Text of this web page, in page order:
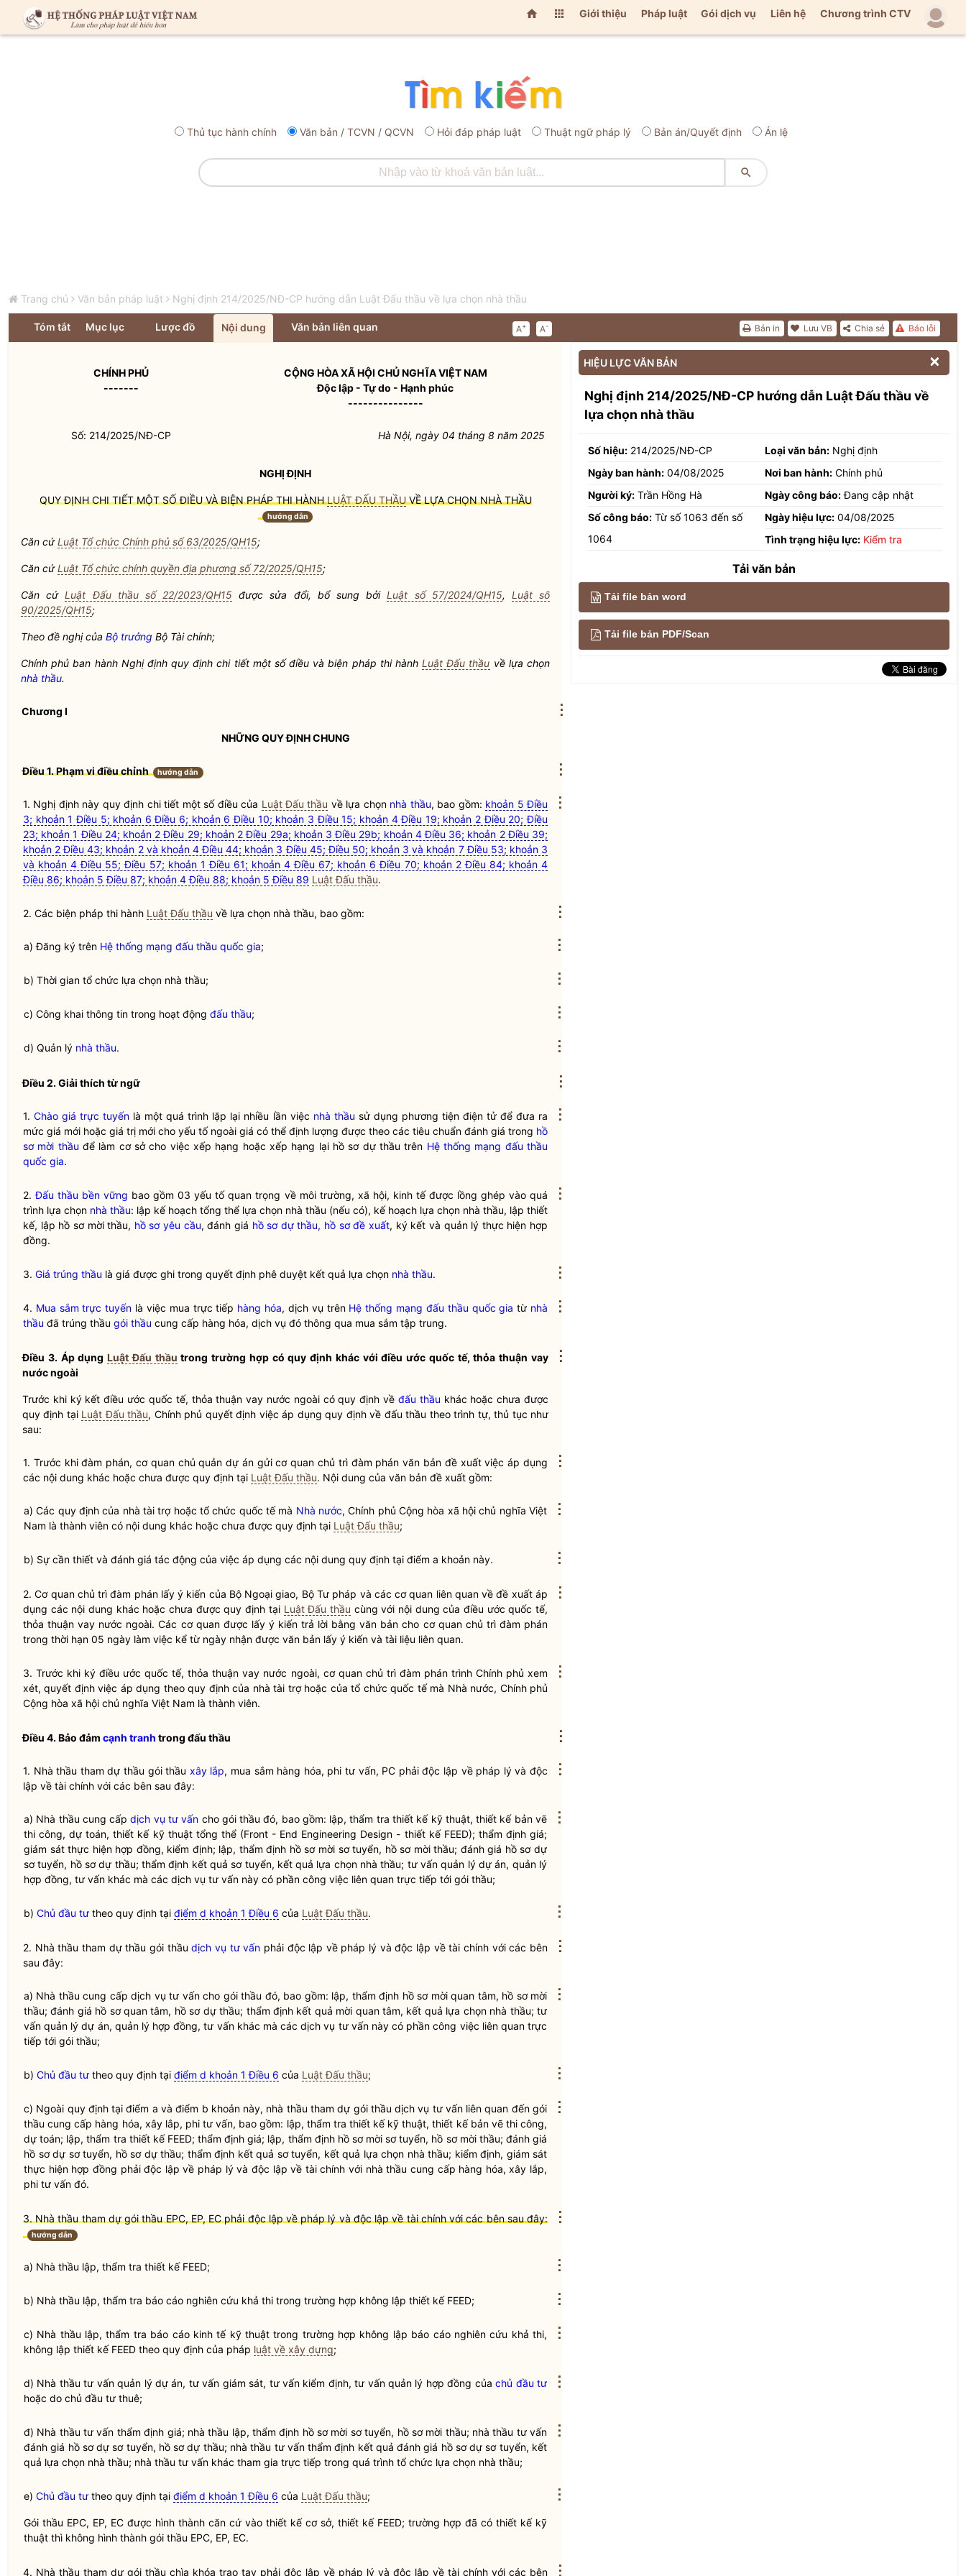
  Giới thiệu Pháp luật Gói dịch vụ Liên hệ Chương trình CTV
Thủ tục hành chính Văn bản / TCVN / QCVN Hỏi đáp pháp luật Thuật ngữ pháp lý Bản án/Quyết định Án lệ

Trang chủ Văn bản pháp luật Nghị định 214/2025/NĐ-CP hướng dẫn Luật Đấu thầu về lựa chọn nhà thầu
Tóm tắt Mục lục Lược đồ Nội dung Văn bản liên quan A+ A- Báo lỗi
Chia sẻ
Lưu VB
Bản in
CHÍNH PHỦ
-------
CỘNG HÒA XÃ HỘI CHỦ NGHĨA VIỆT NAM
Độc lập - Tự do - Hạnh phúc
---------------
Số: 214/2025/NĐ-CP Hà Nội, ngày 04 tháng 8 năm 2025
NGHỊ ĐỊNH
QUY ĐỊNH CHI TIẾT MỘT SỐ ĐIỀU VÀ BIỆN PHÁP THI HÀNHLUẬT ĐẤU THẦUVỀ LỰA CHỌN NHÀ THẦU
hướng dẫn
Căn cứLuật Tổ chức Chính phủ số 63/2025/QH15;
Căn cứLuật Tổ chức chính quyền địa phương số 72/2025/QH15;
Căn cứLuật Đấu thầu số 22/2023/QH15 được sửa đổi, bổ sung bởiLuật số 57/2024/QH15, Luật số
90/2025/QH15;
Theo đề nghị của Bộ trưởng Bộ Tài chính;
Chính phủ ban hành Nghị định quy định chi tiết một số điều và biện pháp thi hànhLuật Đấu thầu về lựa chọn
nhà thầu.
Chương I
NHỮNG QUY ĐỊNH CHUNG
Điều 1. Phạm vi điều chỉnh hướng dẫn
1. Nghị định này quy định chi tiết một số điều của Luật Đấu thầu về lựa chọn nhà thầu, bao gồm: khoản 5 Điều
3; khoản 1 Điều 5; khoản 6 Điều 6; khoản 6 Điều 10; khoản 3 Điều 15; khoản 4 Điều 19; khoản 2 Điều 20; Điều
23; khoản 1 Điều 24; khoản 2 Điều 29; khoản 2 Điều 29a; khoản 3 Điều 29b; khoản 4 Điều 36; khoản 2 Điều 39;
khoản 2 Điều 43; khoản 2 và khoản 4 Điều 44; khoản 3 Điều 45; Điều 50; khoản 3 và khoản 7 Điều 53; khoản 3
và khoản 4 Điều 55; Điều 57; khoản 1 Điều 61; khoản 4 Điều 67; khoản 6 Điều 70; khoản 2 Điều 84; khoản 4
Điều 86; khoản 5 Điều 87; khoản 4 Điều 88; khoản 5 Điều 89 Luật Đấu thầu.
2. Các biện pháp thi hành Luật Đấu thầu về lựa chọn nhà thầu, bao gồm:
a) Đăng ký trên Hệ thống mạng đấu thầu quốc gia;
b) Thời gian tổ chức lựa chọn nhà thầu;
c) Công khai thông tin trong hoạt động đấu thầu;
d) Quản lý nhà thầu.
Điều 2. Giải thích từ ngữ
1. Chào giá trực tuyến là một quá trình lặp lại nhiều lần việc nhà thầu sử dụng phương tiện điện tử để đưa ra
mức giá mới hoặc giá trị mới cho yếu tố ngoài giá có thể định lượng được theo các tiêu chuẩn đánh giá trong hồ
sơ mời thầu để làm cơ sở cho việc xếp hạng hoặc xếp hạng lại hồ sơ dự thầu trên Hệ thống mạng đấu thầu
quốc gia.
2.Đấu thầu bền vững bao gồm 03 yếu tố quan trọng về môi trường, xã hội, kinh tế được lồng ghép vào quá
trình lựa chọn nhà thầu: lập kế hoạch tổng thể lựa chọn nhà thầu (nếu có), kế hoạch lựa chọn nhà thầu, lập thiết
kế, lập hồ sơ mời thầu, hồ sơ yêu cầu, đánh giá hồ sơ dự thầu, hồ sơ đề xuất, ký kết và quản lý thực hiện hợp
đồng.
3. Giá trúng thầu là giá được ghi trong quyết định phê duyệt kết quả lựa chọn nhà thầu.
4. Mua sắm trực tuyến là việc mua trực tiếp hàng hóa, dịch vụ trên Hệ thống mạng đấu thầu quốc gia từ nhà
thầu đã trúng thầu gói thầu cung cấp hàng hóa, dịch vụ đó thông qua mua sắm tập trung.
Điều 3. Áp dụngLuật Đấu thầu trong trường hợp có quy định khác với điều ước quốc tế, thỏa thuận vay
nước ngoài
Trước khi ký kết điều ước quốc tế, thỏa thuận vay nước ngoài có quy định về đấu thầu khác hoặc chưa được
quy định tại Luật Đấu thầu, Chính phủ quyết định việc áp dụng quy định về đấu thầu theo trình tự, thủ tục như
sau:
1. Trước khi đàm phán, cơ quan chủ quản dự án gửi cơ quan chủ trì đàm phán văn bản đề xuất việc áp dụng
các nội dung khác hoặc chưa được quy định tại Luật Đấu thầu. Nội dung của văn bản đề xuất gồm:
a) Các quy định của nhà tài trợ hoặc tổ chức quốc tế mà Nhà nước, Chính phủ Cộng hòa xã hội chủ nghĩa Việt
Nam là thành viên có nội dung khác hoặc chưa được quy định tại Luật Đấu thầu;
b) Sự cần thiết và đánh giá tác động của việc áp dụng các nội dung quy định tại điểm a khoản này.
2. Cơ quan chủ trì đàm phán lấy ý kiến của Bộ Ngoại giao, Bộ Tư pháp và các cơ quan liên quan về đề xuất áp
dụng các nội dung khác hoặc chưa được quy định tại Luật Đấu thầu cùng với nội dung của điều ước quốc tế,
thỏa thuận vay nước ngoài. Các cơ quan được lấy ý kiến trả lời bằng văn bản cho cơ quan chủ trì đàm phán
trong thời hạn 05 ngày làm việc kể từ ngày nhận được văn bản lấy ý kiến và tài liệu liên quan.
3. Trước khi ký điều ước quốc tế, thỏa thuận vay nước ngoài, cơ quan chủ trì đàm phán trình Chính phủ xem
xét, quyết định việc áp dụng theo quy định của nhà tài trợ hoặc của tổ chức quốc tế mà Nhà nước, Chính phủ
Cộng hòa xã hội chủ nghĩa Việt Nam là thành viên.
Điều 4. Bảo đảm cạnh tranh trong đấu thầu
1. Nhà thầu tham dự thầu gói thầu xây lắp, mua sắm hàng hóa, phi tư vấn, PC phải độc lập về pháp lý và độc
lập về tài chính với các bên sau đây:
a) Nhà thầu cung cấpdịch vụ tư vấn cho gói thầu đó, bao gồm: lập, thẩm tra thiết kế kỹ thuật, thiết kế bản vẽ
thi công, dự toán, thiết kế kỹ thuật tổng thể (Front - End Engineering Design - thiết kế FEED); thẩm định giá;
giám sát thực hiện hợp đồng, kiểm định; lập, thẩm định hồ sơ mời sơ tuyển, hồ sơ mời thầu; đánh giá hồ sơ dự
sơ tuyển, hồ sơ dự thầu; thẩm định kết quả sơ tuyển, kết quả lựa chọn nhà thầu; tư vấn quản lý dự án, quản lý
hợp đồng, tư vấn khác mà các dịch vụ tư vấn này có phần công việc liên quan trực tiếp tới gói thầu;
b) Chủ đầu tư theo quy định tại điểm d khoản 1 Điều 6 của Luật Đấu thầu.
2. Nhà thầu tham dự thầu gói thầu dịch vụ tư vấn phải độc lập về pháp lý và độc lập về tài chính với các bên
sau đây:
a) Nhà thầu cung cấpdịch vụ tư vấncho gói thầu đó, bao gồm: lập, thẩm định hồ sơ mời quan tâm, hồ sơ mời
thầu; đánh giá hồ sơ quan tâm, hồ sơ dự thầu; thẩm định kết quả mời quan tâm, kết quả lựa chọn nhà thầu; tư
vấn quản lý dự án, quản lý hợp đồng, tư vấn khác mà cácdịch vụ tư vấnnày có phần công việc liên quan trực
tiếp tới gói thầu;
b) Chủ đầu tư theo quy định tại điểm d khoản 1 Điều 6 của Luật Đấu thầu;
c) Ngoài quy định tại điểm a và điểm b khoản này, nhà thầu tham dự gói thầu dịch vụ tư vấnliên quan đếngói
thầu cung cấp hàng hóa, xây lắp, phi tư vấn, bao gồm: lập, thẩm tra thiết kế kỹ thuật, thiết kế bản vẽ thi công,
dự toán; lập, thẩm tra thiết kế FEED; thẩm định giá; lập, thẩm định hồ sơ mời sơ tuyển, hồ sơ mời thầu; đánh giá
hồ sơ dự sơ tuyển, hồ sơ dự thầu; thẩm định kết quả sơ tuyển, kết quả lựa chọn nhà thầu; kiểm định, giám sát
thực hiện hợp đồng phải độc lập về pháp lý và độc lập về tài chính với nhà thầu cung cấp hàng hóa,xây lắp,
phi tư vấn đó.
3. Nhà thầu tham dự gói thầu EPC, EP, EC phải độc lập về pháp lý và độc lập về tài chính với các bên sau đây:
hướng dẫn
a) Nhà thầu lập, thẩm tra thiết kế FEED;
b) Nhà thầu lập, thẩm tra báo cáo nghiên cứu khả thi trong trường hợp không lập thiết kế FEED;
c) Nhà thầu lập, thẩm tra báo cáo kinh tế kỹ thuật trong trường hợp không lập báo cáo nghiên cứu khả thi,
không lập thiết kế FEED theo quy định của pháp luật về xây dựng;
d) Nhà thầu tư vấn quản lý dự án, tư vấn giám sát, tư vấn kiểm định, tư vấn quản lý hợp đồng củachủ đầu tư
hoặc do chủ đầu tư thuê;
đ) Nhà thầu tư vấn thẩm định giá; nhà thầu lập, thẩm định hồ sơ mời sơ tuyển, hồ sơ mời thầu; nhà thầu tư vấn
đánh giá hồ sơ dự sơ tuyển, hồ sơ dự thầu; nhà thầu tư vấn thẩm định kết quả đánh giá hồ sơ dự sơ tuyển, kết
quả lựa chọn nhà thầu; nhà thầu tư vấn khác tham gia trực tiếp trong quá trình tổ chức lựa chọn nhà thầu;
e) Chủ đầu tư theo quy định tại điểm d khoản 1 Điều 6 của Luật Đấu thầu;
Gói thầu EPC, EP, EC được hình thành căn cứ vào thiết kế cơ sở, thiết kế FEED; trường hợp đã có thiết kế kỹ
thuật thì không hình thành gói thầu EPC, EP, EC.
4. Nhà thầu tham dự gói thầu chìa khóa trao tay phải độc lập về pháp lý và độc lập về tài chính với các bên
HIỆU LỰC VĂN BẢN 
Nghị định 214/2025/NĐ-CP hướng dẫn Luật Đấu thầu về
lựa chọn nhà thầu
Số hiệu: 214/2025/NĐ-CP Loại văn bản: Nghị định
Ngày ban hành: 04/08/2025 Nơi ban hành: Chính phủ
Người ký: Trần Hồng Hà Ngày công báo:Đang cập nhật
Số công báo: Từ số 1063 đến số
1064
Ngày hiệu lực: 04/08/2025
Tình trạng hiệu lực: Kiểm tra
Tải văn bản
Tải file bản word
Tải file bản PDF/Scan
⋮
⋮
⋮
⋮
⋮
⋮
⋮
⋮
⋮
⋮
⋮
⋮
⋮
⋮
⋮
⋮
⋮
⋮
⋮
⋮
⋮
⋮
⋮
⋮
⋮
⋮
⋮
⋮
⋮
⋮
⋮
⋮
⋮
⋮
⋮